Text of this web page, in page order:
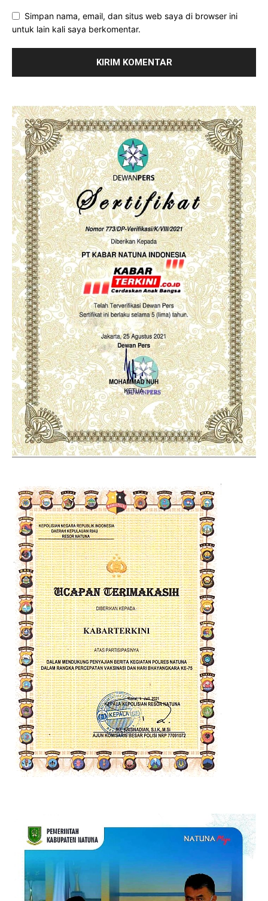
Simpan nama, email, dan situs web saya di browser ini
untuk lain kali saya berkomentar.